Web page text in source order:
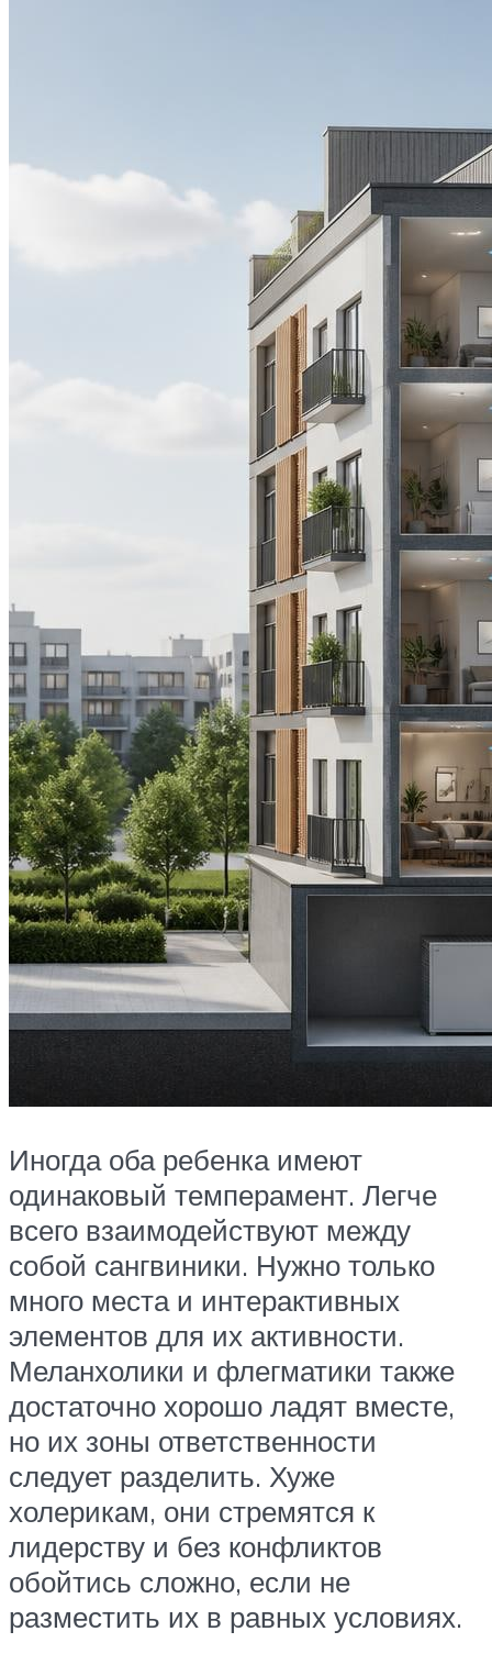
Иногда оба ребенка имеют
одинаковый темперамент. Легче
всего взаимодействуют между
собой сангвиники. Нужно только
много места и интерактивных
элементов для их активности.
Меланхолики и флегматики также
достаточно хорошо ладят вместе,
но их зоны ответственности
следует разделить. Хуже
холерикам, они стремятся к
лидерству и без конфликтов
обойтись сложно, если не
разместить их в равных условиях.